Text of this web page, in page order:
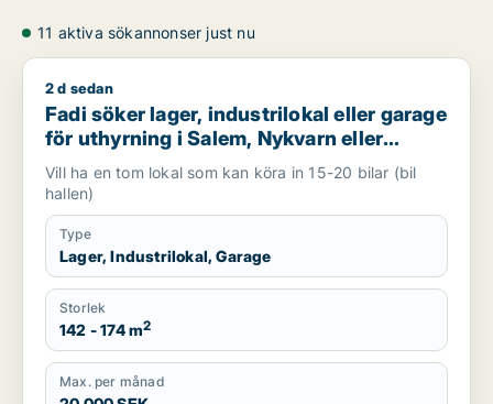
11 aktiva sökannonser just nu
Fadi söker lager, industrilokal eller garage för uthyrning i
2 d sedan
Fadi söker lager, industrilokal eller garage
för uthyrning i Salem, Nykvarn eller
Södertälje m.fl.
Vill ha en tom lokal som kan köra in 15-20 bilar (bil
hallen)
Type
Lager, Industrilokal, Garage
Storlek
142 - 174 m2
Max. per månad